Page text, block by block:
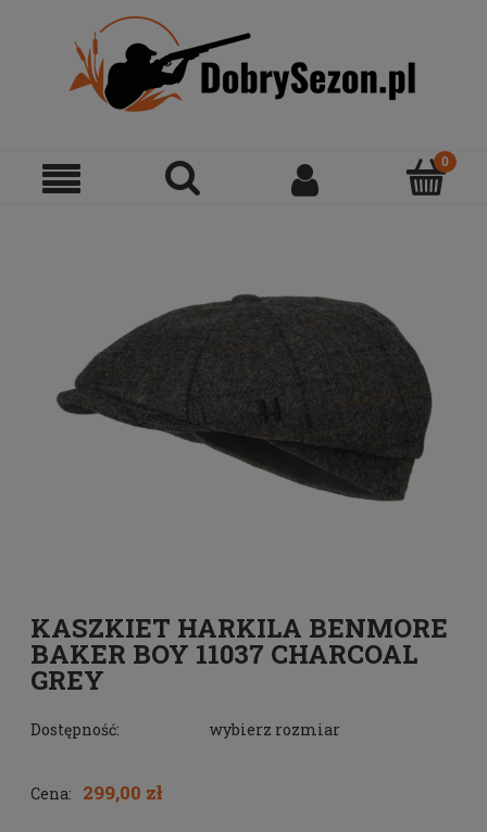
KASZKIET HARKILA BENMORE
BAKER BOY 11037 CHARCOAL
GREY
Dostępność: wybierz rozmiar
Cena: 299,00 zł